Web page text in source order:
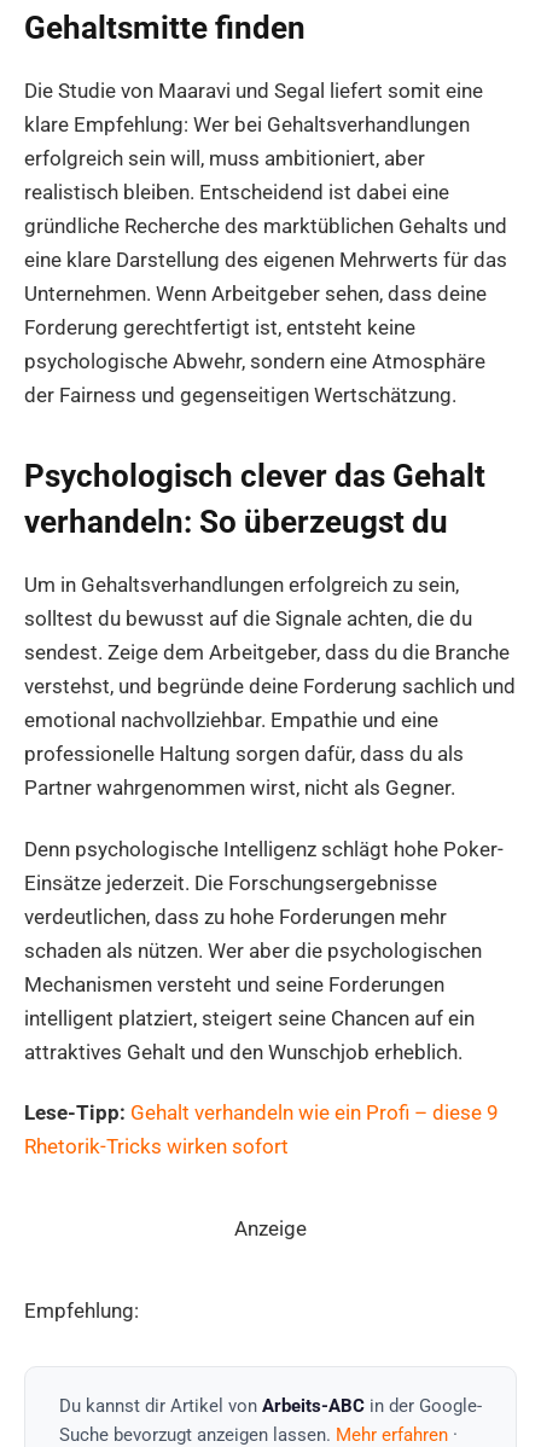
Gehaltsmitte finden
Die Studie von Maaravi und Segal liefert somit eine
klare Empfehlung: Wer bei Gehaltsverhandlungen
erfolgreich sein will, muss ambitioniert, aber
realistisch bleiben. Entscheidend ist dabei eine
gründliche Recherche des marktüblichen Gehalts und
eine klare Darstellung des eigenen Mehrwerts für das
Unternehmen. Wenn Arbeitgeber sehen, dass deine
Forderung gerechtfertigt ist, entsteht keine
psychologische Abwehr, sondern eine Atmosphäre
der Fairness und gegenseitigen Wertschätzung.
Psychologisch clever das Gehalt
verhandeln: So überzeugst du
Um in Gehaltsverhandlungen erfolgreich zu sein,
solltest du bewusst auf die Signale achten, die du
sendest. Zeige dem Arbeitgeber, dass du die Branche
verstehst, und begründe deine Forderung sachlich und
emotional nachvollziehbar. Empathie und eine
professionelle Haltung sorgen dafür, dass du als
Partner wahrgenommen wirst, nicht als Gegner.
Denn psychologische Intelligenz schlägt hohe Poker-
Einsätze jederzeit. Die Forschungsergebnisse
verdeutlichen, dass zu hohe Forderungen mehr
schaden als nützen. Wer aber die psychologischen
Mechanismen versteht und seine Forderungen
intelligent platziert, steigert seine Chancen auf ein
attraktives Gehalt und den Wunschjob erheblich.
Lese-Tipp: Gehalt verhandeln wie ein Profi – diese 9
Rhetorik-Tricks wirken sofort
Anzeige
Empfehlung:
Du kannst dir Artikel von Arbeits-ABC in der Google-
Suche bevorzugt anzeigen lassen. Mehr erfahren ·